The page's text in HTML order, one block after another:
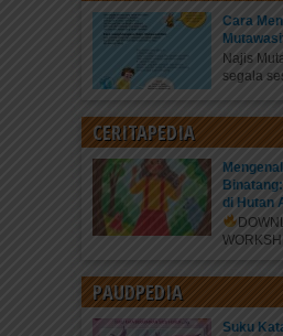
Cara
Najis
segala
CERITAPEDIA
di Hutan
PAUDPEDIA
Suku